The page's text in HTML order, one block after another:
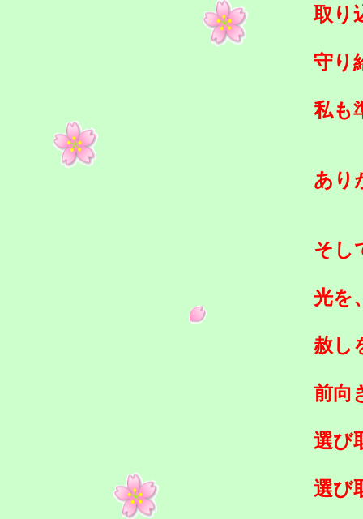
取り
守り
私も
あり
そし
光を
赦し
前向
選び
選び